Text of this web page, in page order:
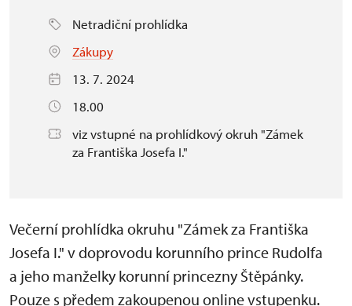
Netradiční prohlídka
Zákupy
13. 7. 2024
18.00
viz vstupné na prohlídkový okruh "Zámek
za Františka Josefa I."
Večerní prohlídka okruhu "Zámek za Františka
Josefa I." v doprovodu korunního prince Rudolfa
a jeho manželky korunní princezny Štěpánky.
Pouze s předem zakoupenou online vstupenku.